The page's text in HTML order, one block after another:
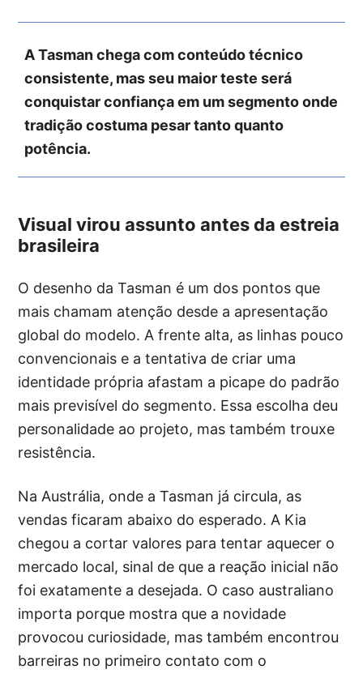
A Tasman chega com conteúdo técnico
consistente, mas seu maior teste será
conquistar confiança em um segmento onde
tradição costuma pesar tanto quanto
potência.
Visual virou assunto antes da estreia
brasileira
O desenho da Tasman é um dos pontos que
mais chamam atenção desde a apresentação
global do modelo. A frente alta, as linhas pouco
convencionais e a tentativa de criar uma
identidade própria afastam a picape do padrão
mais previsível do segmento. Essa escolha deu
personalidade ao projeto, mas também trouxe
resistência.
Na Austrália, onde a Tasman já circula, as
vendas ficaram abaixo do esperado. A Kia
chegou a cortar valores para tentar aquecer o
mercado local, sinal de que a reação inicial não
foi exatamente a desejada. O caso australiano
importa porque mostra que a novidade
provocou curiosidade, mas também encontrou
barreiras no primeiro contato com o